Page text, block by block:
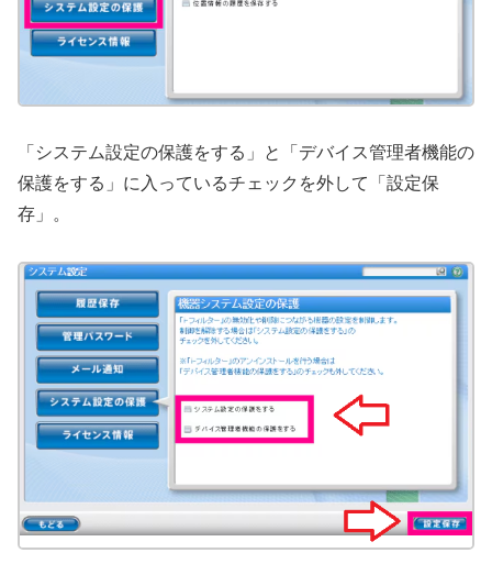
「システム設定の保護をする」と「デバイス管理者機能の
保護をする」に入っているチェックを外して「設定保
存」。